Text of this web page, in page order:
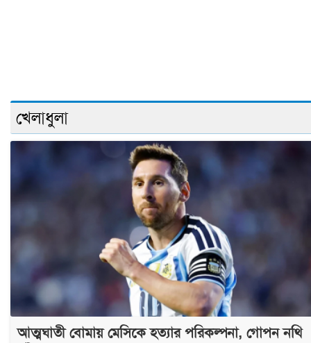
খেলাধুলা
আত্মঘাতী বোমায় মেসিকে হত্যার পরিকল্পনা, গোপন নথি